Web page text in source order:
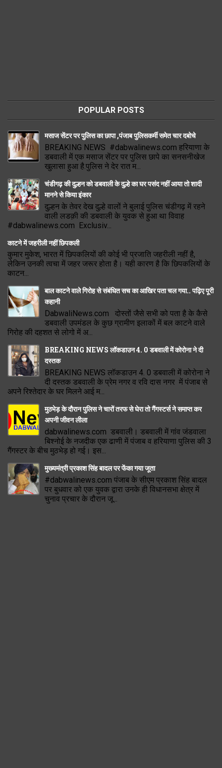
POPULAR POSTS
मसाज सेंटर पर पुलिस का छापा ,पंजाब पुलिसकर्मी समेत चार दबोचे
BREAKING NEWS #dabwalinews.com हरियाणा के
डबवाली में एक मसाज सेंटर पर पुलिस छापे का सनसनीखेज
खुलासा हुआ है.पुलिस ने देर रात म...
चंडीगढ़ की दुल्हन को डबवाली के दुल्हे का घर पसंद नहीं आया तो शादी
मानने से किया इंकार
दुल्हन के तेवर देख दुल्हे वालों ने बुलाई पुलिस चंडीगढ़ में रहने
वाली लडक़ी की डबवाली के युवक से हुआ था विवाह
#dabwalinews.com Exclusiv...
काटने में जहरीली नहीं छिपकली
कुमार मुकेश, भारत में छिपकलियों की कोई भी प्रजाति जहरीली नहीं है,
लेकिन उनकी त्वचा में जहर जरूर होता है। यही कारण है कि छिपकलियों के
काटन...
बाल काटने वाले गिरोह से संबंधित सच का आखिर पता चल गया.. पढ़िए पूरी
कहानी
DabwaliNews.com दोस्तों जैसे सभी को पता है के कैसे
डबवाली उपमंडल के कुछ ग्रामीण इलाकों में बल काटने वाले
गिरोह की दहशत से लोगो में अ...
BREAKING NEWS लॉकडाउन 4. 0 डबवाली में कोरोना ने दी
दस्तक
BREAKING NEWS लॉकडाउन 4. 0 डबवाली में कोरोना ने
दी दस्तक डबवाली के प्रेम नगर व रवि दास नगर में पंजाब से
अपने रिश्तेदार के घर मिलने आई म...
मुठभेड़ के दौरान पुलिस ने चारों तरफ से घेरा तो गैंगस्टर्स ने समाप्त कर
अपनी जीवन लीला
dabwalinews.com डबवाली। डबवाली में गांव जंडवाला
बिश्नोई के नजदीक एक ढाणी में पंजाब व हरियाणा पुलिस की 3
गैंगस्टर के बीच मुठभेड़ हो गई। इस...
मुख्यमंत्री प्रकाश सिंह बादल पर फेंका गया जूता
#dabwalinews.com पंजाब के सीएम प्रकाश सिंह बादल
पर बुधवार को एक युवक द्वारा उनके ही विधानसभा क्षेत्र में
चुनाव प्रचार के दौरान जू...